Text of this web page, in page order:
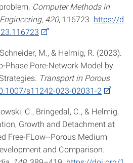
Computer Methods in
, 420, 116723. https://d
M., & Helmig, R. (2023).
Phase Pore-Network Model by
Transport in Porous
s11242-023-02031-2
C., Bringedal, C., & Helmig,
Growth and Detachment at
Free-FLow--Porous Medium
and Comparison.